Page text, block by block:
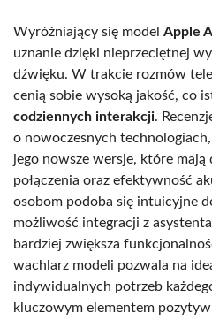
Wyróżniający się model Apple
uznanie dzięki nieprzeciętnej
dźwięku. W trakcie rozmów
cenią sobie wysoką jakość, co
codziennych interakcji.
o nowoczesnych
jego nowsze wersje, które mają
połączenia oraz efektywność
osobom podoba się intuicyjne
możliwość integracji z
bardziej zwiększa
wachlarz modeli pozwala na
indywidualnych potrzeb
kluczowym elementem